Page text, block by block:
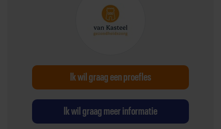
Ik wil graag een proefles
Ik wil graag meer informatie